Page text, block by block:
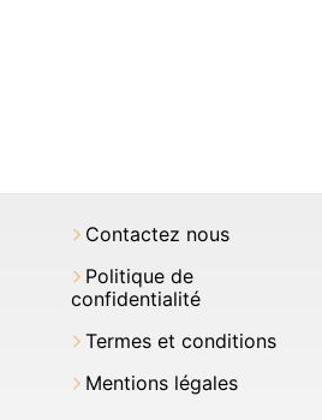
Contactez nous
Politique de
confidentialité
Termes et conditions
Mentions légales